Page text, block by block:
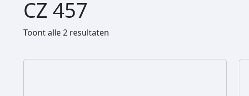
CZ 457
Toont alle 2 resultaten